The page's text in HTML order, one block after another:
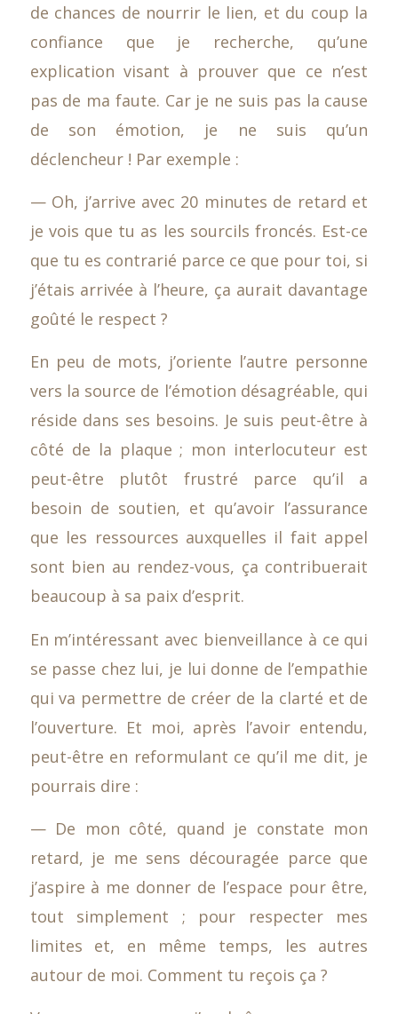
de chances de nourrir le lien, et du coup la
confiance que je recherche, qu’une
explication visant à prouver que ce n’est
pas de ma faute. Car je ne suis pas la cause
de son émotion, je ne suis qu’un
déclencheur ! Par exemple :
— Oh, j’arrive avec 20 minutes de retard et
je vois que tu as les sourcils froncés. Est-ce
que tu es contrarié parce ce que pour toi, si
j’étais arrivée à l’heure, ça aurait davantage
goûté le respect ?
En peu de mots, j’oriente l’autre personne
vers la source de l’émotion désagréable, qui
réside dans ses besoins. Je suis peut-être à
côté de la plaque ; mon interlocuteur est
peut-être plutôt frustré parce qu’il a
besoin de soutien, et qu’avoir l’assurance
que les ressources auxquelles il fait appel
sont bien au rendez-vous, ça contribuerait
beaucoup à sa paix d’esprit.
En m’intéressant avec bienveillance à ce qui
se passe chez lui, je lui donne de l’empathie
qui va permettre de créer de la clarté et de
l’ouverture. Et moi, après l’avoir entendu,
peut-être en reformulant ce qu’il me dit, je
pourrais dire :
— De mon côté, quand je constate mon
retard, je me sens découragée parce que
j’aspire à me donner de l’espace pour être,
tout simplement ; pour respecter mes
limites et, en même temps, les autres
autour de moi. Comment tu reçois ça ?